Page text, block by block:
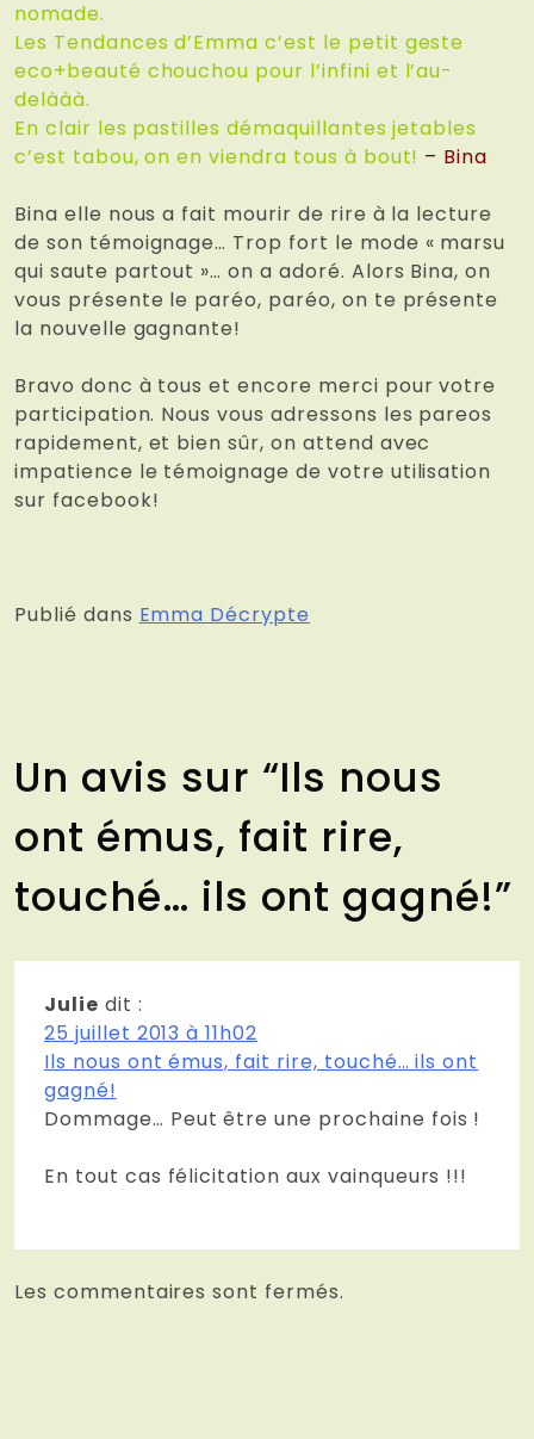
nomade.
Les Tendances d’Emma c’est le petit geste
eco+beauté chouchou pour l’infini et l’au-
delààà.
En clair les pastilles démaquillantes jetables
c’est tabou, on en viendra tous à bout! – Bina
Bina elle nous a fait mourir de rire à la lecture
de son témoignage… Trop fort le mode « marsu
qui saute partout »… on a adoré. Alors Bina, on
vous présente le paréo, paréo, on te présente
la nouvelle gagnante!
Bravo donc à tous et encore merci pour votre
participation. Nous vous adressons les pareos
rapidement, et bien sûr, on attend avec
impatience le témoignage de votre utilisation
sur facebook!
Publié dans Emma Décrypte
Un avis sur “Ils nous
ont émus, fait rire,
touché… ils ont gagné!”
Julie dit :
25 juillet 2013 à 11h02
Ils nous ont émus, fait rire, touché… ils ont
gagné!
Dommage… Peut être une prochaine fois !
En tout cas félicitation aux vainqueurs !!!
Les commentaires sont fermés.